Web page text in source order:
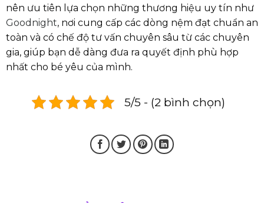
nên ưu tiên lựa chọn những thương hiệu uy tín như
Goodnight, nơi cung cấp các dòng nệm đạt chuẩn an
toàn và có chế độ tư vấn chuyên sâu từ các chuyên
gia, giúp bạn dễ dàng đưa ra quyết định phù hợp
nhất cho bé yêu của mình.
5/5 - (2 bình chọn)